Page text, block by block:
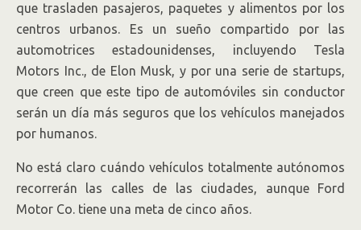
que trasladen pasajeros, paquetes y alimentos por los
centros urbanos. Es un sueño compartido por las
automotrices estadounidenses, incluyendo Tesla
Motors Inc., de Elon Musk, y por una serie de startups,
que creen que este tipo de automóviles sin conductor
serán un día más seguros que los vehículos manejados
por humanos.
No está claro cuándo vehículos totalmente autónomos
recorrerán las calles de las ciudades, aunque Ford
Motor Co. tiene una meta de cinco años.